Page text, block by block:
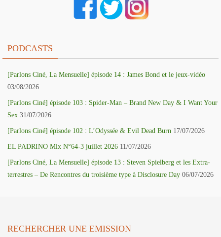
PODCASTS
[Parlons Ciné, La Mensuelle] épisode 14 : James Bond et le jeux-vidéo
03/08/2026
[Parlons Ciné] épisode 103 : Spider-Man – Brand New Day & I Want Your
Sex 31/07/2026
[Parlons Ciné] épisode 102 : L’Odyssée & Evil Dead Burn 17/07/2026
EL PADRINO Mix N°64-3 juillet 2026 11/07/2026
[Parlons Ciné, La Mensuelle] épisode 13 : Steven Spielberg et les Extra-
terrestres – De Rencontres du troisième type à Disclosure Day 06/07/2026
RECHERCHER UNE EMISSION